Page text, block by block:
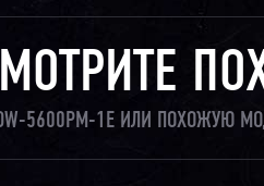
DW-5600PM-1E ИЛИ ПОХОЖУЮ